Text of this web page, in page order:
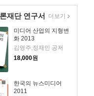
재단 연구서
미디어 산업의 지형변
화 2013
김영주,정재민 공저
18,000원
한국의 뉴스미디어
2011
더보기